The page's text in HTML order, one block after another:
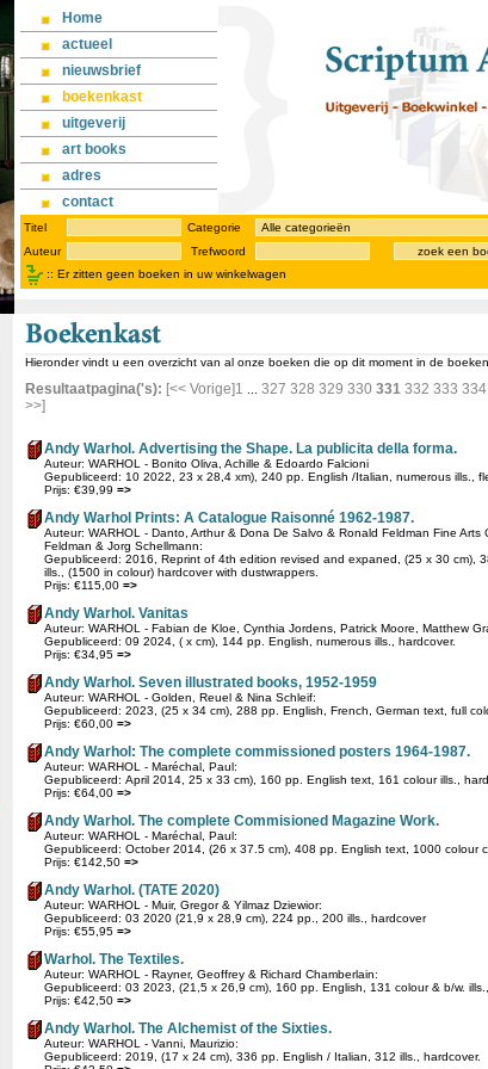
Home
actueel
nieuwsbrief
boekenkast
uitgeverij
art books
adres
contact
Titel
Categorie
Auteur
Trefwoord
zoek een
:: Er zitten geen boeken in uw winkelwagen
Hieronder vindt u een overzicht van al onze boeken die op dit moment in de
Resultaatpagina('s): [<< Vorige]1 327 328 329 330 331 332 333 334
>>]
Andy Warhol. Advertising the Shape. La publicita della forma.
Auteur: WARHOL - Bonito Oliva, Achille & Edoardo Falcioni
Gepubliceerd: 10 2022, 23 x 28,4 xm), 240 pp. English /Italian, numerous ills.,
Prijs: €39,99 =>
Andy Warhol Prints: A Catalogue Raisonné 1962-1987.
Auteur: WARHOL - Danto, Arthur & Dona De Salvo & Ronald Feldman Fine Arts
Feldman & Jorg Schellmann:
Gepubliceerd: 2016, Reprint of 4th edition revised and expaned, (25 x 30 cm),
ills., (1500 in colour) hardcover with dustwrappers.
Prijs: €115,00 =>
Andy Warhol. Vanitas
Auteur: WARHOL - Fabian de Kloe, Cynthia Jordens, Patrick Moore, Matthew
Gepubliceerd: 09 2024, ( x cm), 144 pp. English, numerous ills., hardcover.
Prijs: €34,95 =>
Andy Warhol. Seven illustrated books, 1952-1959
Auteur: WARHOL - Golden, Reuel & Nina Schleif:
Gepubliceerd: 2023, (25 x 34 cm), 288 pp. English, French, German text, full
Prijs: €60,00 =>
Andy Warhol: The complete commissioned posters 1964-1987.
Auteur: WARHOL - Maréchal, Paul:
Gepubliceerd: April 2014, 25 x 33 cm), 160 pp. English text, 161 colour ills.,
Prijs: €64,00 =>
Andy Warhol. The complete Commisioned Magazine Work.
Auteur: WARHOL - Maréchal, Paul:
Gepubliceerd: October 2014, (26 x 37.5 cm), 408 pp. English text, 1000 colour
Prijs: €142,50 =>
Andy Warhol. (TATE 2020)
Auteur: WARHOL - Muir, Gregor & Yilmaz Dziewior:
Gepubliceerd: 03 2020 (21,9 x 28,9 cm), 224 pp., 200 ills., hardcover
Prijs: €55,95 =>
Warhol. The Textiles.
Auteur: WARHOL - Rayner, Geoffrey & Richard Chamberlain:
Gepubliceerd: 03 2023, (21,5 x 26,9 cm), 160 pp. English, 131 colour & b/w.
Prijs: €42,50 =>
Andy Warhol. The Alchemist of the Sixties.
Auteur: WARHOL - Vanni, Maurizio:
Gepubliceerd: 2019, (17 x 24 cm), 336 pp. English / Italian, 312 ills., hardcover.